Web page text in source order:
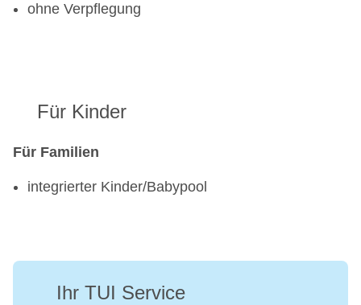
ohne Verpflegung
Für Kinder
Für Familien
integrierter Kinder/Babypool
Ihr TUI Service